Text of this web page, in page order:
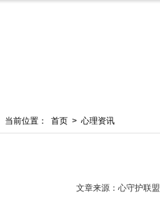
当前位置： 首页 > 心理资讯
文章来源：心守护联盟